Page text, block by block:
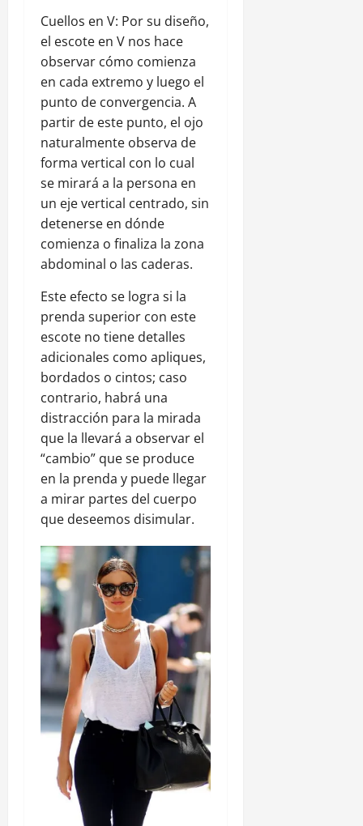
Cuellos en V: Por su diseño,
el escote en V nos hace
observar cómo comienza
en cada extremo y luego el
punto de convergencia. A
partir de este punto, el ojo
naturalmente observa de
forma vertical con lo cual
se mirará a la persona en
un eje vertical centrado, sin
detenerse en dónde
comienza o finaliza la zona
abdominal o las caderas.
Este efecto se logra si la
prenda superior con este
escote no tiene detalles
adicionales como apliques,
bordados o cintos; caso
contrario, habrá una
distracción para la mirada
que la llevará a observar el
“cambio” que se produce
en la prenda y puede llegar
a mirar partes del cuerpo
que deseemos disimular.